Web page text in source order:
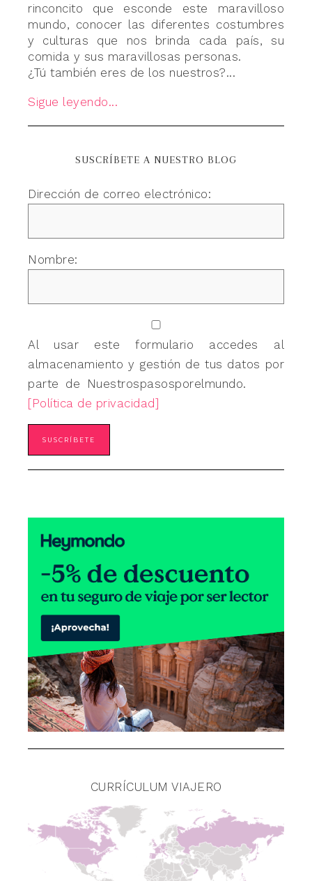
rinconcito que esconde este maravilloso
mundo, conocer las diferentes costumbres
y culturas que nos brinda cada país, su
comida y sus maravillosas personas.
¿Tú también eres de los nuestros?...
Sigue leyendo...
SUSCRÍBETE A NUESTRO BLOG
Dirección de correo electrónico:
Nombre:
Al usar este formulario accedes al
almacenamiento y gestión de tus datos por
parte de Nuestrospasosporelmundo.
[Política de privacidad]
CURRÍCULUM VIAJERO